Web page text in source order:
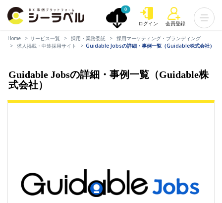
0
ログイン 会員登録
Home サービス一覧 採用・業務委託
採用マーケティング・ブランディング
求人掲載・中途採用サイト
Guidable Jobsの詳細・事例一覧（Guidable株式会社）
Guidable Jobsの詳細・事例一覧（Guidable株
式会社）